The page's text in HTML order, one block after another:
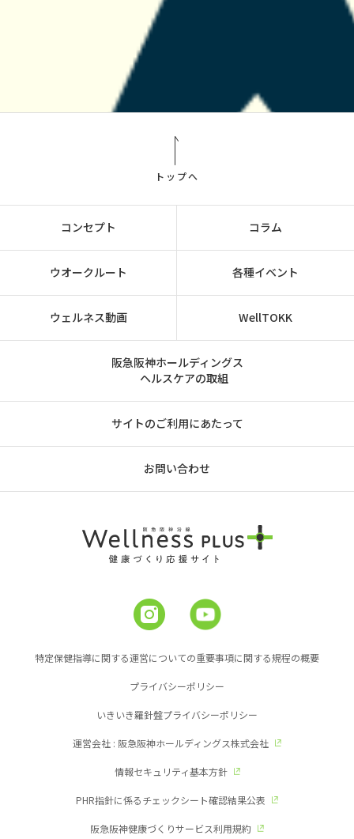
トップへ
コンセプト コラム
ウオークルート 各種イベント
ウェルネス動画 WellTOKK
阪急阪神ホールディングス
ヘルスケアの取組
サイトのご利用にあたって
お問い合わせ
特定保健指導に関する運営についての重要事項に関する規程の概要
プライバシーポリシー
いきいき羅針盤プライバシーポリシー
運営会社 : 阪急阪神ホールディングス株式会社
情報セキュリティ基本方針
PHR指針に係るチェックシート確認結果公表
阪急阪神健康づくりサービス利用規約